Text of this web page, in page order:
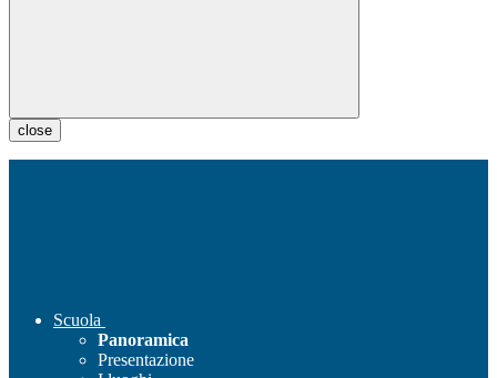
close
Scuola
Panoramica
Presentazione